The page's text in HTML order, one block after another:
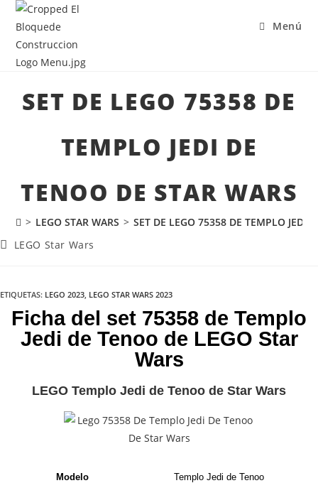
Menú
SET DE LEGO 75358 DE
TEMPLO JEDI DE
TENOO DE STAR WARS
> LEGO STAR WARS > SET DE LEGO 75358 DE TEMPLO JEDI
LEGO Star Wars
ETIQUETAS: LEGO 2023, LEGO STAR WARS 2023
Ficha del set 75358 de Templo
Jedi de Tenoo de LEGO Star
Wars
LEGO Templo Jedi de Tenoo de Star Wars
Modelo Templo Jedi de Tenoo